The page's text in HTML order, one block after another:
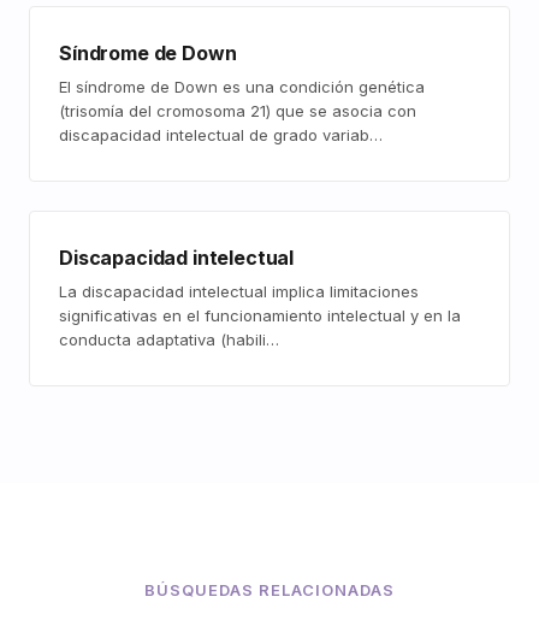
Síndrome de Down
El síndrome de Down es una condición genética
(trisomía del cromosoma 21) que se asocia con
discapacidad intelectual de grado variab…
Discapacidad intelectual
La discapacidad intelectual implica limitaciones
significativas en el funcionamiento intelectual y en la
conducta adaptativa (habili…
BÚSQUEDAS RELACIONADAS